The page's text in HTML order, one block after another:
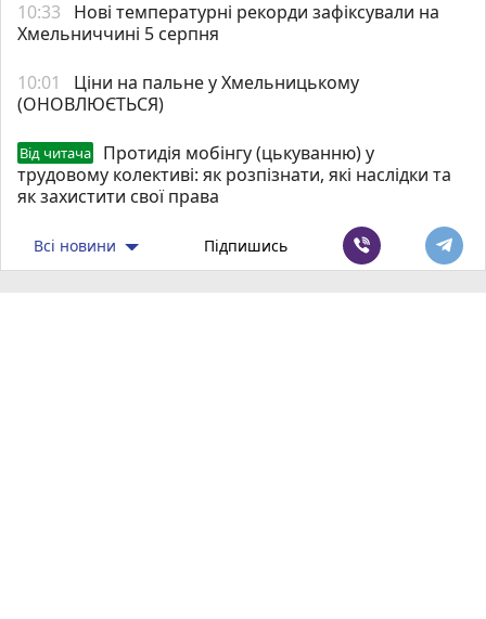
10:33
Нові температурні рекорди зафіксували на
Хмельниччині 5 серпня
10:01
Ціни на пальне у Хмельницькому
(ОНОВЛЮЄТЬСЯ)
Від читача
Протидія мобінгу (цькуванню) у
трудовому колективі: як розпізнати, які наслідки та
як захистити свої права
Всі новини Підпишись